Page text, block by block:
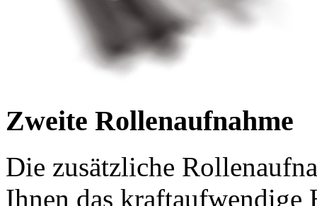
Zweite Rollenaufnahme
Die zusätzliche
Ihnen das kraftaufwendige